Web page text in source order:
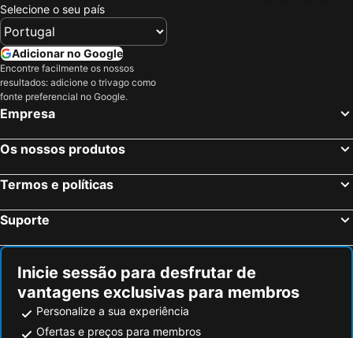
Selecione o seu país
Adicionar no Google
Encontre facilmente os nossos
resultados: adicione o trivago como
fonte preferencial no Google.
Empresa
Os nossos produtos
Termos e políticas
Suporte
Inicie sessão para desfrutar de
vantagens exclusivas para membros
Personalize a sua experiência
Ofertas e preços para membros